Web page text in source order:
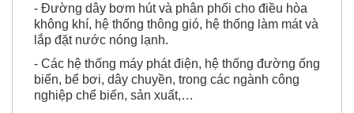
- Đường dây bơm hút và phân phối cho điều hòa
không khí, hệ thống thông gió, hệ thống làm mát và
lắp đặt nước nóng lạnh.
- Các hệ thống máy phát điện, hệ thống đường ống
biển, bể bơi, dây chuyền, trong các ngành công
nghiệp chể biến, sản xuất,…